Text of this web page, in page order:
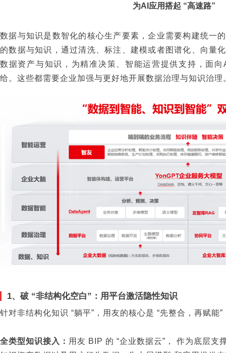
为AI应用搭起 “高速路”
数据与知识是数智化的核心生产要素，企业需要构建统一
的数据与知识，通过清洗、标注、建模或者图谱化、向量
数据资产与知识，为精准决策、智能运营提供支持，面
给。这些都需要企业加强与更好地开展数据治理与知识治理
1、破 “非结构化空白”：用平台激活隐性知识
针对非结构化知识 “躺平”，用友的核心是 “先整合，再赋能”
全类型知识接入： 用友 BIP 的 “企业数据云”， 作为底层支